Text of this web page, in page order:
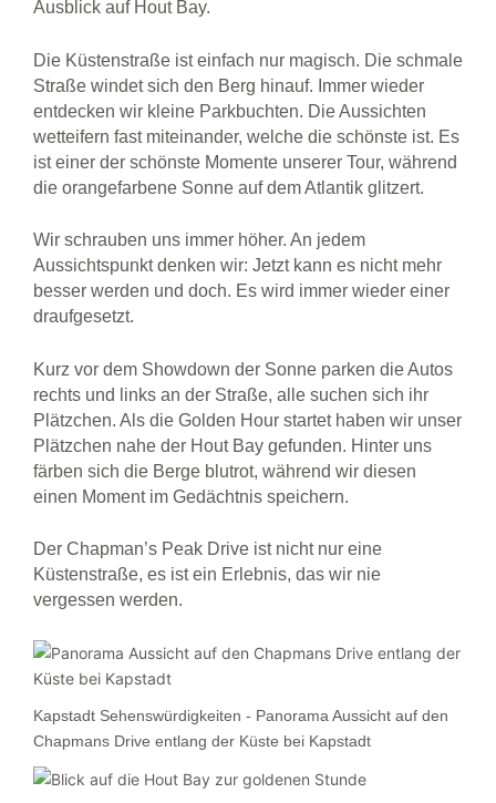
Ausblick auf Hout Bay.
Die Küstenstraße ist einfach nur magisch. Die schmale
Straße windet sich den Berg hinauf. Immer wieder
entdecken wir kleine Parkbuchten. Die Aussichten
wetteifern fast miteinander, welche die schönste ist. Es
ist einer der schönste Momente unserer Tour, während
die orangefarbene Sonne auf dem Atlantik glitzert.
Wir schrauben uns immer höher. An jedem
Aussichtspunkt denken wir: Jetzt kann es nicht mehr
besser werden und doch. Es wird immer wieder einer
draufgesetzt.
Kurz vor dem Showdown der Sonne parken die Autos
rechts und links an der Straße, alle suchen sich ihr
Plätzchen. Als die Golden Hour startet haben wir unser
Plätzchen nahe der Hout Bay gefunden. Hinter uns
färben sich die Berge blutrot, während wir diesen
einen Moment im Gedächtnis speichern.
Der Chapman’s Peak Drive ist nicht nur eine
Küstenstraße, es ist ein Erlebnis, das wir nie
vergessen werden.
Kapstadt Sehenswürdigkeiten - Panorama Aussicht auf den
Chapmans Drive entlang der Küste bei Kapstadt